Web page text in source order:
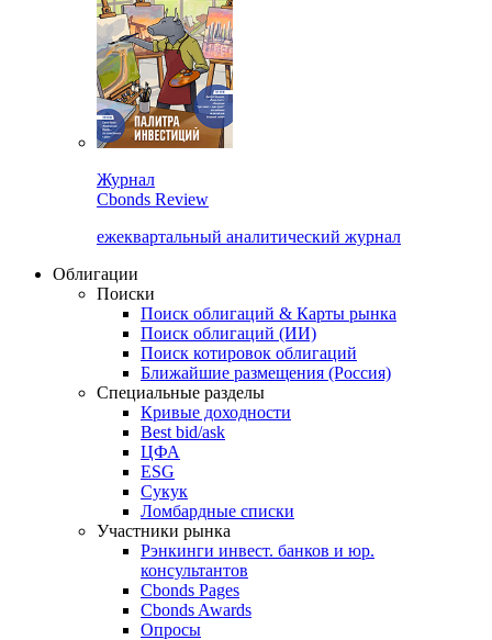
Журнал
Cbonds Review
ежеквартальный аналитический журнал
Облигации
Поиски
Поиск облигаций & Карты рынка
Поиск облигаций (ИИ)
Поиск котировок облигаций
Ближайшие размещения (Россия)
Специальные разделы
Кривые доходности
Best bid/ask
ЦФА
ESG
Сукук
Ломбардные списки
Участники рынка
Рэнкинги инвест. банков и юр.
консультантов
Cbonds Pages
Cbonds Awards
Опросы